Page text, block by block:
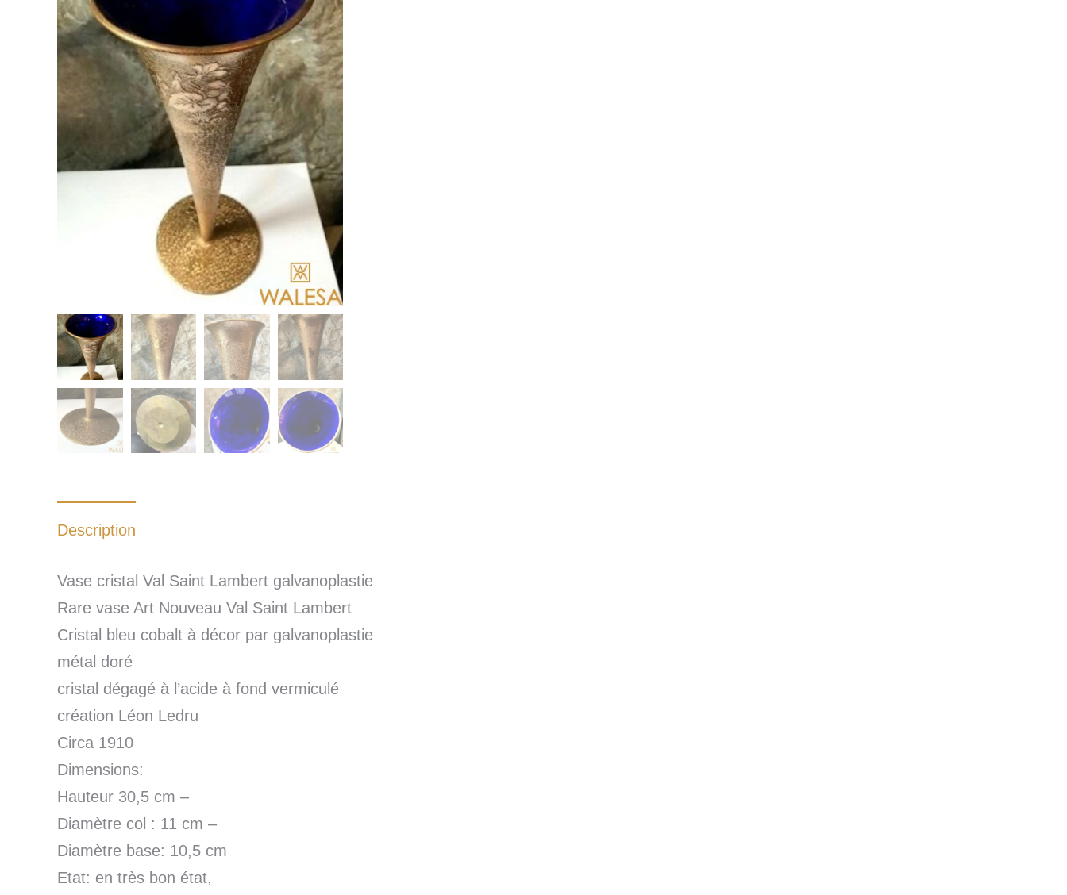
Description
Vase cristal Val Saint Lambert galvanoplastie
Rare vase Art Nouveau Val Saint Lambert
Cristal bleu cobalt à décor par galvanoplastie
métal doré
cristal dégagé à l’acide à fond vermiculé
création Léon Ledru
Circa 1910
Dimensions:
Hauteur 30,5 cm –
Diamètre col : 11 cm –
Diamètre base: 10,5 cm
Etat: en très bon état,